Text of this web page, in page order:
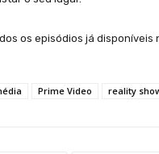
os episódios já disponíveis
Prime Video reality